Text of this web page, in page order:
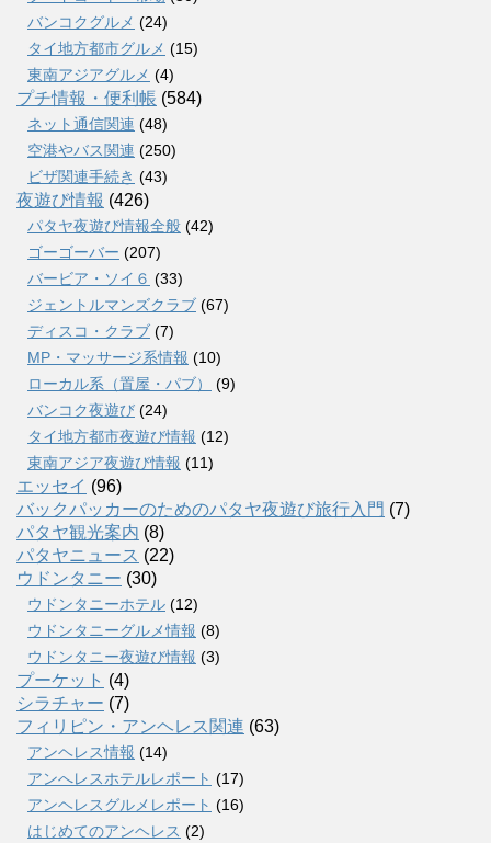
バンコクグルメ (24)
タイ地方都市グルメ (15)
東南アジアグルメ (4)
プチ情報・便利帳 (584)
ネット通信関連 (48)
空港やバス関連 (250)
ビザ関連手続き (43)
夜遊び情報 (426)
パタヤ夜遊び情報全般 (42)
ゴーゴーバー (207)
バービア・ソイ６ (33)
ジェントルマンズクラブ (67)
ディスコ・クラブ (7)
MP・マッサージ系情報 (10)
ローカル系（置屋・パブ）
(9)
バンコク夜遊び (24)
タイ地方都市夜遊び情報 (12)
東南アジア夜遊び情報 (11)
エッセイ (96)
バックパッカーのためのパタヤ夜遊び旅行入門 (7)
パタヤ観光案内 (8)
パタヤニュース (22)
ウドンタニー (30)
ウドンタニーホテル (12)
ウドンタニーグルメ情報 (8)
ウドンタニー夜遊び情報 (3)
プーケット (4)
シラチャー (7)
フィリピン・アンヘレス関連 (63)
アンヘレス情報 (14)
アンへレスホテルレポート (17)
アンヘレスグルメレポート (16)
はじめてのアンヘレス (2)